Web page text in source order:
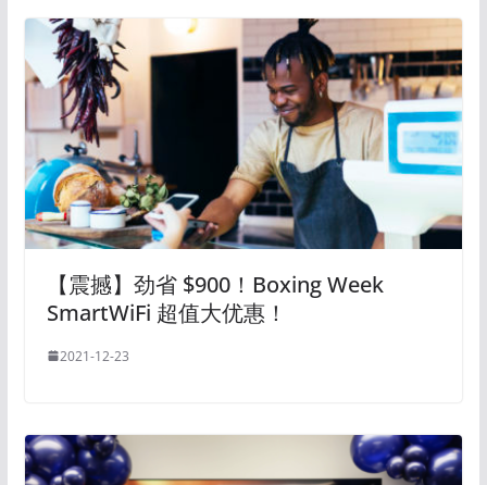
【震撼】劲省 $900！Boxing Week
SmartWiFi 超值大优惠！
2021-12-23